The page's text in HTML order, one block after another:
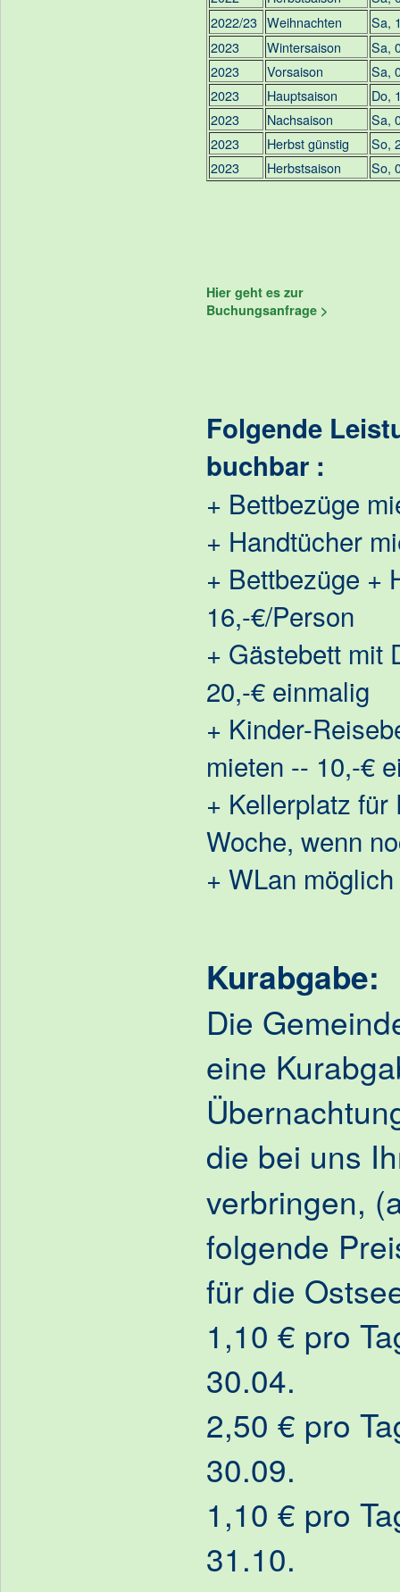
2022/23 Weihnachten
Sa,
2023
Wintersaison
Sa,
2023
Vorsaison
Sa,
2023
Hauptsaison
Do,
2023
Nachsaison
Sa,
2023
Herbst günstig
So,
2023
Herbstsaison So,
Hier geht es zur
Buchungsanfrage >
Folgende
buchbar :
+ Bettbezüge
+ Handtücher
+ Bettbezüge +
16,-€/Person
+ Gästebett mit
20,-€ einmalig
+ Kinder-
mieten -- 10,-€
+ Kellerplatz
Woche, wenn
+ WLan möglich
Kurabgabe:
Die
eine
die bei uns
verbringen,
folgende
für die
1,10 € pro
30.04.
2,50 € pro
30.09.
1,10 € pro
31.10.